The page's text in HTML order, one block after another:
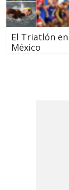
El Triatlón en
México